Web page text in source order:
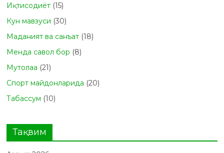
Иқтисодиёт (15)
Кун мавзуси (30)
Маданият ва санъат (18)
Менда савол бор (8)
Мутолаа (21)
Спорт майдонларида (20)
Табасcум (10)
Тақвим